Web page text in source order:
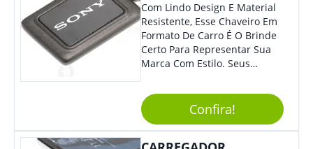
Com Lindo Design E Material
Resistente, Esse Chaveiro Em
Formato De Carro É O Brinde
Certo Para Representar Sua
Marca Com Estilo. Seus
Adorar.
Confira!